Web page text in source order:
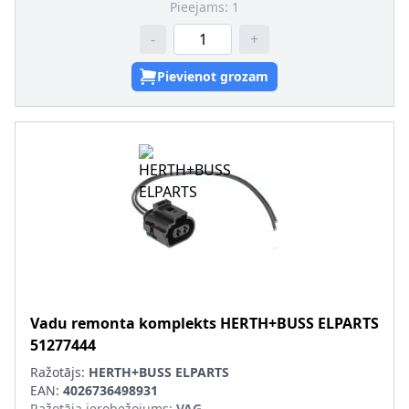
Pieejams: 1
- +
Pievienot grozam
Vadu remonta komplekts HERTH+BUSS ELPARTS
51277444
Ražotājs: HERTH+BUSS ELPARTS
EAN: 4026736498931